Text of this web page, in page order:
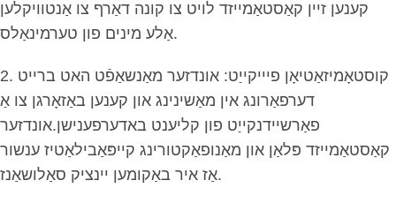
קענען זיין קאַסטאַמייזד לויט צו קונה דאַרף צו אַנטוויקלען
אַלע מינים פון טערמינאַלס.
2. קוסטאָמיזאַטיאָן פיייקייַט: אונדזער מאַנשאַפֿט האט ברייט
דערפאַרונג אין מאַשינינג און קענען באַזאָרגן צו אַ
פאַרשיידנקייַט פון קליענט באדערפענישן.אונדזער
קאַסטאַמייזד פּלאַן און מאַנופאַקטורינג קייפּאַבילאַטיז ענשור
אַז איר באַקומען יינציק סאַלושאַנז.